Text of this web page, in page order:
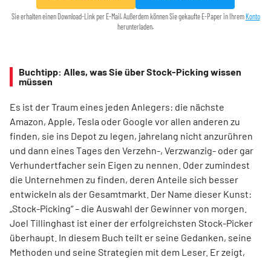
Sie erhalten einen Download-Link per E-Mail. Außerdem können Sie gekaufte E-Paper in Ihrem Konto
herunterladen.
Buchtipp: Alles, was Sie über Stock-Picking wissen
müssen
Es ist der Traum eines jeden Anlegers: die nächste
Amazon, Apple, Tesla oder Google vor allen anderen zu
finden, sie ins Depot zu legen, jahrelang nicht anzurühren
und dann eines Tages den Verzehn-, Verzwanzig- oder gar
Verhundertfacher sein Eigen zu nennen. Oder zumindest
die Unternehmen zu finden, deren Anteile sich besser
entwickeln als der Gesamtmarkt. Der Name dieser Kunst:
„Stock-Picking“ – die Auswahl der Gewinner von morgen.
Joel Tillinghast ist einer der erfolgreichsten Stock-Picker
überhaupt. In diesem Buch teilt er seine Gedanken, seine
Methoden und seine Strategien mit dem Leser. Er zeigt,